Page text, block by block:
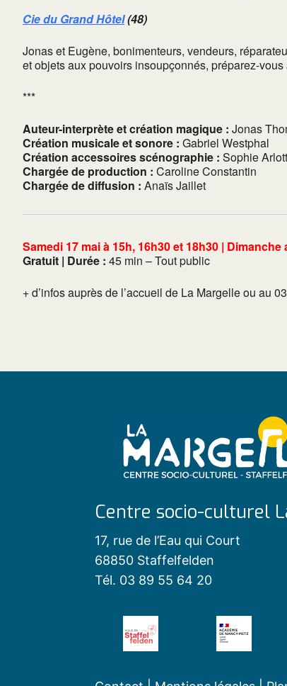
Cie du Grand Hôtel(48)
Jonas et Eugène, bonimenteurs, vendeurs,
et objets aux pouvoirs insoupçonnés, préparez-
***
Auteur-interprète et création magique : Jonas
Création musicale et sonore : Gabriel Westphal
Création accessoires scénographie : Sophie
Chargée de production : Caroline Constantin
Chargée de diffusion : Anaïs Jaillet
Samedi 17 mai à 15h, 16h30 et 18h30 |
Gratuit | Durée : 45 min – Tout public
+ d’infos auprès de l’accueil de La Margelle ou au
Centre socio-culturel
17, rue de l’Eau qui Court
68850 Staffelfelden
Tél. 03 89 55 64 20